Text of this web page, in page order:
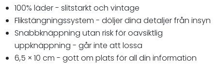
100% läder - slitstarkt och vintage
Flikstängningssystem - döljer dina detaljer från insyn
Snabbknäppning utan risk för oavsiktlig
uppknäppning - går inte att lossa
6,5 × 10 cm - gott om plats för all din information